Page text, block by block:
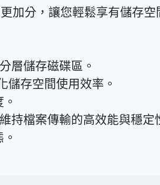
加分，讓您輕鬆享有儲存
層儲存磁碟區。
儲存空間使用效率。
持檔案傳輸的高效能與穩定